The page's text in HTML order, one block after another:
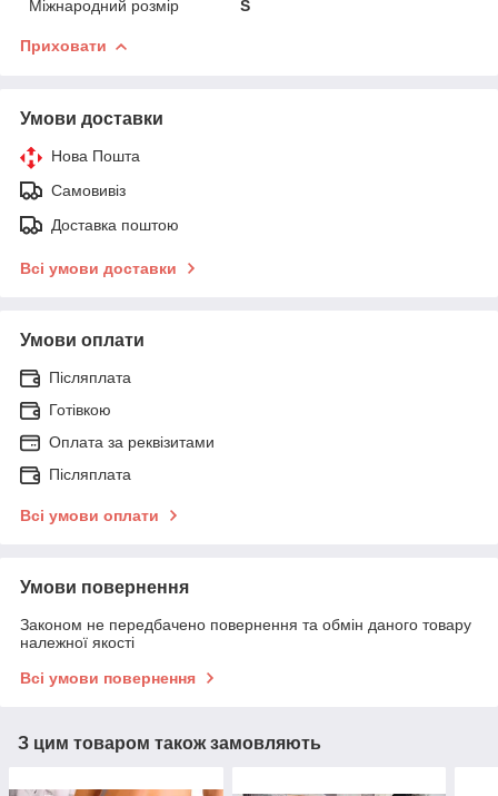
Міжнародний розмір S
Приховати
Умови доставки
Нова Пошта
Самовивіз
Доставка поштою
Всі умови доставки
Умови оплати
Післяплата
Готівкою
Оплата за реквізитами
Післяплата
Всі умови оплати
Умови повернення
Законом не передбачено повернення та обмін даного товару
належної якості
Всі умови повернення
З цим товаром також замовляють